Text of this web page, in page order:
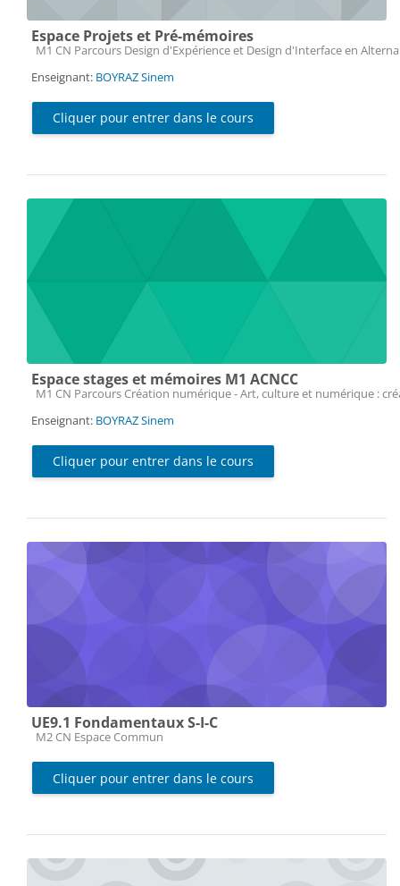
Espace Projets et Pré-mémoires
Catégorie de cours
M1 CN Parcours Design d'Expérience et Design d'Interface en
Enseignant: BOYRAZ Sinem
Cliquer pour entrer dans le cours
Espace stages et mémoires M1 ACNCC
Catégorie de cours
M1 CN Parcours Création numérique - Art, culture et numérique :
Enseignant: BOYRAZ Sinem
Cliquer pour entrer dans le cours
UE9.1 Fondamentaux S-I-C
Catégorie de cours
M2 CN Espace Commun
Cliquer pour entrer dans le cours